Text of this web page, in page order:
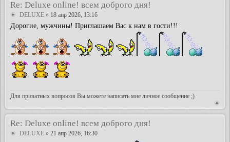
Re: Deluxe online! всем доброго дня!
DELUXE » 18 апр 2026, 13:16
Дорогие, мужчины! Приглашаем Вас к нам в гости!!!
Для приватных вопросов Вы можете написать мне личное сообщение ;)
Re: Deluxe online! всем доброго дня!
DELUXE » 21 апр 2026, 16:30